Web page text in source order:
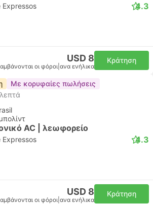
Expressos 4.3
USD 8
οι φόροι ανα ενήλικα
Κράτηση
Με κορυφαίες πωλήσεις
AC | λεωφορείο
Expressos 4.3
USD 8
οι φόροι ανα ενήλικα
Κράτηση